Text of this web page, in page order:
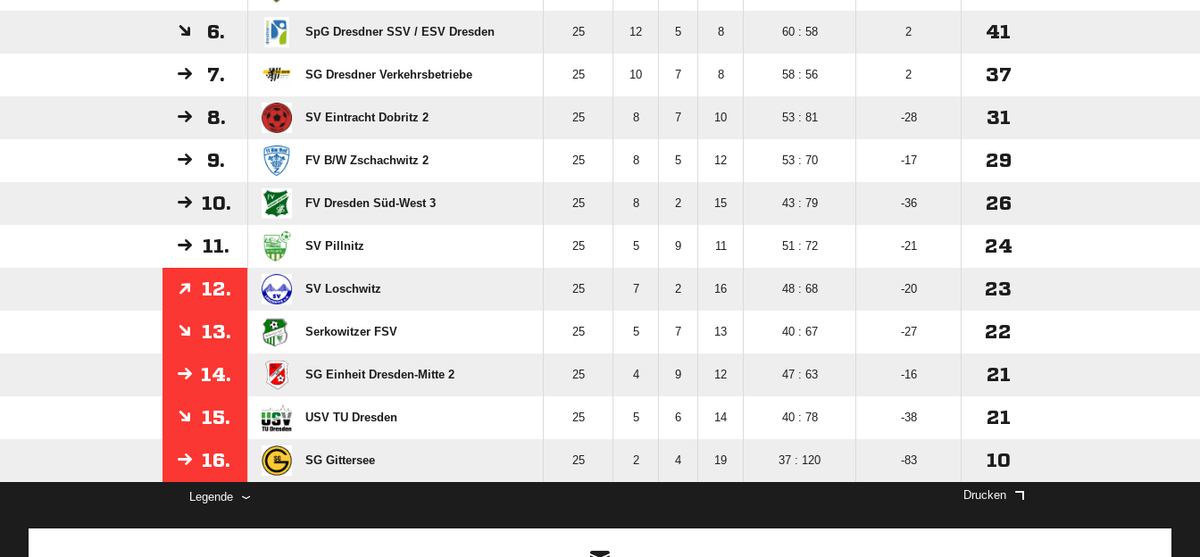
6. SpG Dresdner SSV /​ ESV Dresden 25 12 5 8 60 : 58 2 41
7. SG Dresdner Verkehrsbetriebe 25 10 7 8 58 : 56 2 37
8. SV Eintracht Dobritz 2 25 8 7 10 53 : 81 -28 31
9. FV B/​W Zschachwitz 2 25 8 5 12 53 : 70 -17 29
10. FV Dresden Süd-West 3 25 8 2 15 43 : 79 -36 26
11. SV Pillnitz 25 5 9 11 51 : 72 -21 24
12. SV Loschwitz 25 7 2 16 48 : 68 -20 23
13. Serkowitzer FSV 25 5 7 13 40 : 67 -27 22
14. SG Einheit Dresden-Mitte 2 25 4 9 12 47 : 63 -16 21
15. USV TU Dresden 25 5 6 14 40 : 78 -38 21
16. SG Gittersee 25 2 4 19 37 : 120 -83 10
Legende Drucken